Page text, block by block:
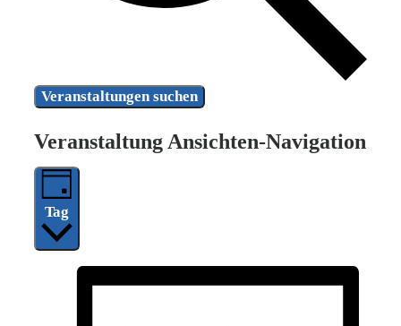
Veranstaltungen suchen
Veranstaltung Ansichten-Navigation
Tag